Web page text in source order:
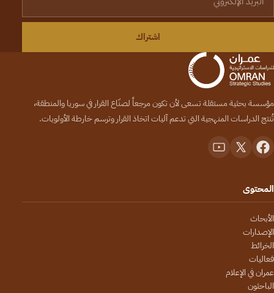
اشتراك
مؤسسة بحثية مستقلة تسعى لأن تكون مرجعاً لصنّاع القرار في سوريا والمنطقة،
تُنتج الدراسات المنهجية التي تدعم آليات اتخاذ القرار وترسم خارطة الأولويات.
المحتوى
الأبحاث
الإصدارات
الخرائط
فعاليات
عمران في الإعلام
الباحثون